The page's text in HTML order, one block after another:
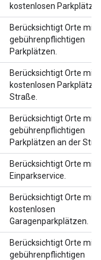
kostenlosen
Berücksichtigt Orte mit
gebührenpflichtigen
Parkplätzen.
Berücksichtigt Orte mit
kostenlosen
Straße.
Berücksichtigt Orte mit
gebührenpflichtigen
Parkplätzen an der
Berücksichtigt Orte mit
Einparkservice.
Berücksichtigt Orte mit
kostenlosen
Garagenparkplätzen.
Berücksichtigt Orte mit
gebührenpflichtigen